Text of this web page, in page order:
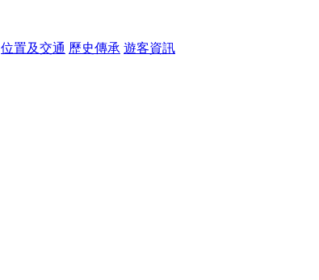
位置及交通 歷史傳承 遊客資訊